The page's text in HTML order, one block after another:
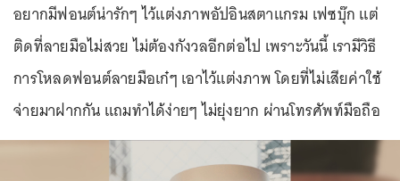
อยากมีฟอนต์น่ารักๆ ไว้แต่งภาพอัปอินสตาแกรม เฟซบุ๊ก แต่
ติดที่ลายมือไม่สวย ไม่ต้องกังวลอีกต่อไป เพราะวันนี้ เรามีวิธี
การโหลดฟอนต์ลายมือเก๋ๆ เอาไว้แต่งภาพ โดยที่ไม่เสียค่าใช้
จ่ายมาฝากกัน แถมทำได้ง่ายๆ ไม่ยุ่งยาก ผ่านโทรศัพท์มือถือ